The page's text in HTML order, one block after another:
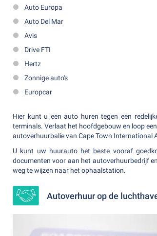
Auto Europa
Auto Del Mar
Avis
Drive FTI
Hertz
Zonnige auto's
Europcar
Hier kunt u een auto huren tegen een
terminals. Verlaat het hoofdgebouw en loop
autoverhuurbalie van Cape Town International
U kunt uw huurauto het beste vooraf
documenten voor aan het autoverhuurbedrijf
weg te wijzen naar het ophaalstation.
Autoverhuur op de